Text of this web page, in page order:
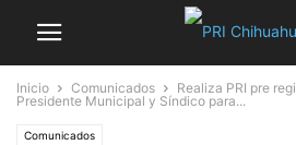
Inicio Comunicados
Realiza PRI pre
Presidente Municipal y Síndico para...
Comunicados